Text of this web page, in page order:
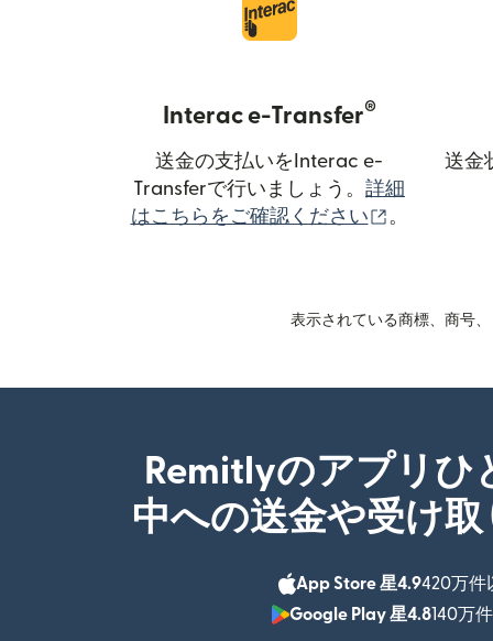
Interac e-Transfer®
送金の支払いをInterac e-
Transferで行いましょう。 詳細
はこちらをご確認ください
。
送金
表示されている商標、商号
Remitlyのアプリひ
中への送金や受け
App Store 星4.9420万件
Google Play 星4.8140万